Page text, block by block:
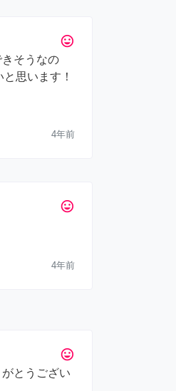
tag_faces
そうなの
思います！
4年前
tag_faces
4年前
tag_faces
とうござい